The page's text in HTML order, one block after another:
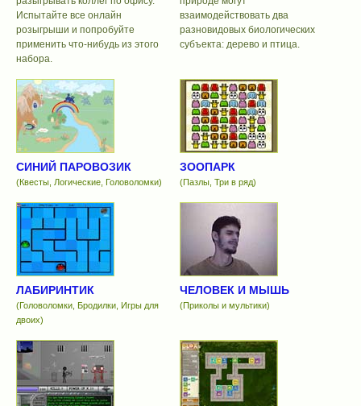
Испытайте все онлайн
розыгрыши и попробуйте
применить что-нибудь из этого
набора.
взаимодействовать два
разновидовых биологических
субъекта: дерево и птица.
СИНИЙ ПАРОВОЗИК
(Квесты, Логические, Головоломки)
ЗООПАРК
(Пазлы, Три в ряд)
ЛАБИРИНТИК
(Головоломки, Бродилки, Игры для
двоих)
ЧЕЛОВЕК И МЫШЬ
(Приколы и мультики)